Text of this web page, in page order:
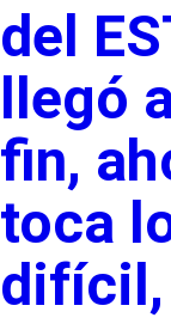
del
llegó
fin,
toca
difícil,